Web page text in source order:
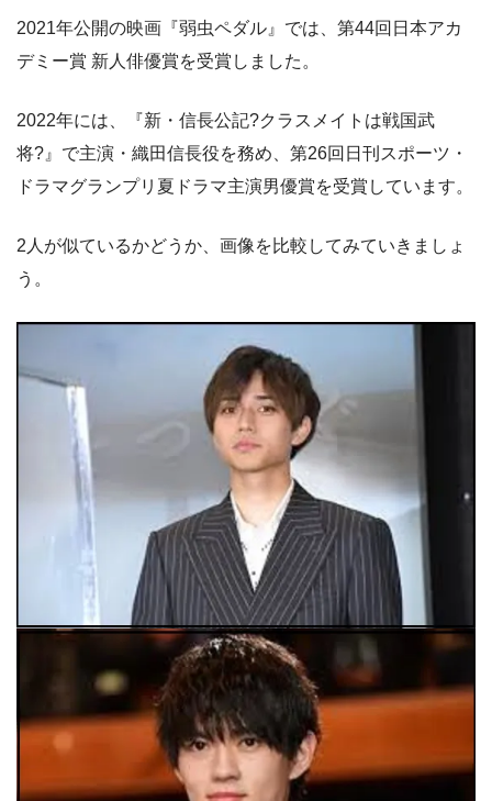
2021年公開の映画『弱虫ペダル』では、第44回日本アカ
デミー賞 新人俳優賞を受賞しました。
2022年には、『新・信長公記?クラスメイトは戦国武
将?』で主演・織田信長役を務め、第26回日刊スポーツ・
ドラマグランプリ夏ドラマ主演男優賞を受賞しています。
2人が似ているかどうか、画像を比較してみていきましょ
う。